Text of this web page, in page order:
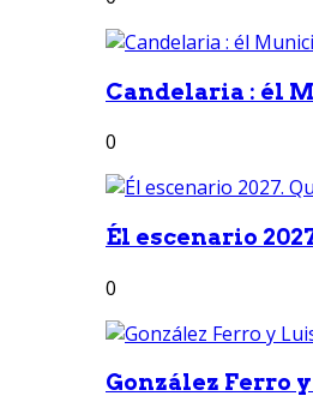
Candelaria : él
0
Él escenario
0
González Ferro